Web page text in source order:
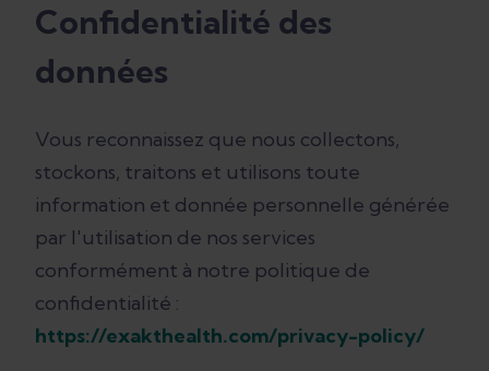
Confidentialité des
données
Vous reconnaissez que nous collectons,
stockons, traitons et utilisons toute
information et donnée personnelle générée
par l'utilisation de nos services
conformément à notre politique de
confidentialité :
https://exakthealth.com/privacy-policy/